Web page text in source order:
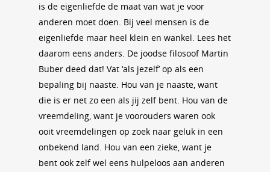
is de eigenliefde de maat van wat je voor
anderen moet doen. Bij veel mensen is de
eigenliefde maar heel klein en wankel. Lees het
daarom eens anders. De joodse filosoof Martin
Buber deed dat! Vat ‘als jezelf’ op als een
bepaling bij naaste. Hou van je naaste, want
die is er net zo een als jij zelf bent. Hou van de
vreemdeling, want je voorouders waren ook
ooit vreemdelingen op zoek naar geluk in een
onbekend land. Hou van een zieke, want je
bent ook zelf wel eens hulpeloos aan anderen